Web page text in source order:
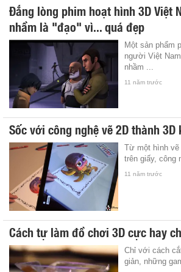
Đắng lòng phim hoạt hình 3D Việt
nhầm là "đạo" vì... quá đẹp
Một sản phẩm
người Việt
nhầm ...
11 năm trước
Sốc với công nghệ vẽ 2D thành
Từ một hình
trên giấy, công
11 năm trước
Cách tự làm đồ chơi 3D cực hay
Chỉ với cách
giản, những